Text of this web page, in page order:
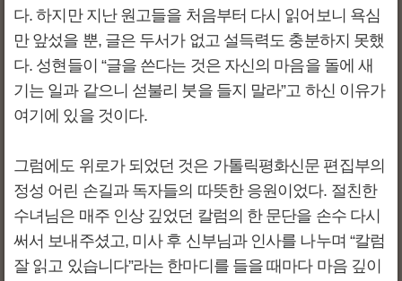
다. 하지만 지난 원고들을 처음부터 다시 읽어보니 욕심
만 앞섰을 뿐, 글은 두서가 없고 설득력도 충분하지 못했
다. 성현들이 “글을 쓴다는 것은 자신의 마음을 돌에 새
기는 일과 같으니 섣불리 붓을 들지 말라”고 하신 이유가
여기에 있을 것이다.
그럼에도 위로가 되었던 것은 가톨릭평화신문 편집부의
정성 어린 손길과 독자들의 따뜻한 응원이었다. 절친한
수녀님은 매주 인상 깊었던 칼럼의 한 문단을 손수 다시
써서 보내주셨고, 미사 후 신부님과 인사를 나누며 “칼럼
잘 읽고 있습니다”라는 한마디를 들을 때마다 마음 깊이